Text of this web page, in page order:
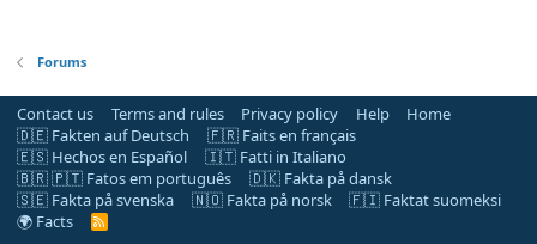
Forums
Contact us Terms and rules Privacy policy Help
Home
🇩🇪 Fakten auf Deutsch
🇫🇷 Faits en français
🇪🇸 Hechos en Español
🇮🇹 Fatti in Italiano
🇧🇷 🇵🇹 Fatos em português
🇩🇰 Fakta på dansk
🇸🇪 Fakta på svenska
🇳🇴 Fakta på norsk
🇫🇮 Faktat suomeksi
🌍 Facts
R